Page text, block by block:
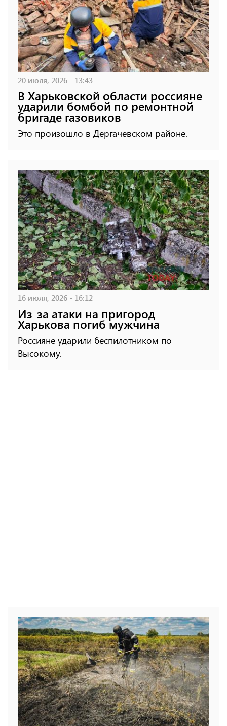
20 июля, 2026 - 13:43
В Харьковской области россияне
ударили бомбой по ремонтной
бригаде газовиков
Это произошло в Дергачевском районе.
16 июля, 2026 - 16:12
Из-за атаки на пригород
Харькова погиб мужчина
Россияне ударили беспилотником по
Высокому.